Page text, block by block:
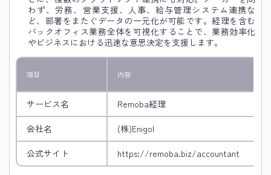
わず、労務、営業支援、人事、給与管理システム連携な
ど、部署をまたぐデータの一元化が可能です。経理を含む
バックオフィス業務全体を可視化することで、業務効率化
やビジネスにおける迅速な意思決定を支援します。
項目 内容
サービス名 Remoba経理
会社名 (株)Enigol
公式サイト https://remoba.biz/accountant